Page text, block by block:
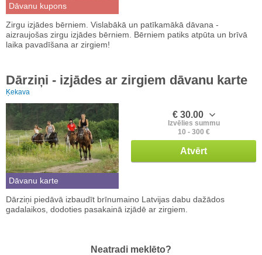
Dāvanu kupons
Zirgu izjādes bērniem. Vislabākā un patīkamākā dāvana -
aizraujošas zirgu izjādes bērniem. Bērniem patiks atpūta un brīvā
laika pavadīšana ar zirgiem!
Dārziņi - izjādes ar zirgiem dāvanu karte
Ķekava
Dāvanu karte
€ 30.00
Izvēlies summu
10 - 300 €
Atvērt
Dārziņi piedāvā izbaudīt brīnumaino Latvijas dabu dažādos
gadalaikos, dodoties pasakainā izjādē ar zirgiem.
Neatradi meklēto?